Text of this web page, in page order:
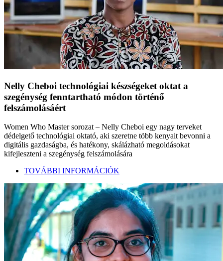
Nelly Cheboi technológiai készségeket oktat a
szegénység fenntartható módon történő
felszámolásáért
Women Who Master sorozat – Nelly Cheboi egy nagy terveket
dédelgető technológiai oktató, aki szeretne több kenyait bevonni a
digitális gazdaságba, és hatékony, skálázható megoldásokat
kifejleszteni a szegénység felszámolására
TOVÁBBI INFORMÁCIÓK